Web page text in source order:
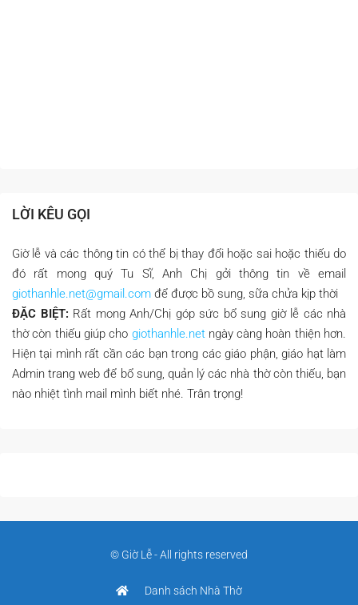
LỜI KÊU GỌI
Giờ lễ và các thông tin có thể bị thay đổi hoặc sai hoặc thiếu do
đó rất mong quý Tu Sĩ, Anh Chị gởi thông tin về email
giothanhle.net@gmail.com để được bồ sung, sữa chửa kịp thời
ĐẶC BIỆT: Rất mong Anh/Chị góp sức bổ sung giờ lễ các nhà
thờ còn thiếu giúp cho giothanhle.netngày càng hoàn thiện hơn.
Hiện tại mình rất cần các bạn trong các giáo phận, giáo hạt làm
Admin trang web để bổ sung, quản lý các nhà thờ còn thiếu, bạn
nào nhiệt tình mail mình biết nhé. Trân trọng!
© Giờ Lễ - All rights reserved
Danh sách Nhà Thờ